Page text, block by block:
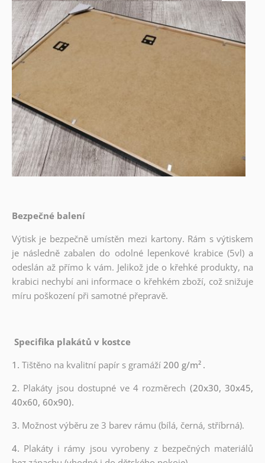
Bezpečné balení
Výtisk je bezpečně umístěn mezi kartony. Rám s výtiskem
je následně zabalen do odolné lepenkové krabice (5vl) a
odeslán až přímo k vám. Jelikož jde o křehké produkty, na
krabici nechybí ani informace o křehkém zboží, což snižuje
míru poškození při samotné přepravě.
Specifika plakátů v kostce
1. Tištěno na kvalitní papír s gramáží200 g/m² .
2. Plakáty jsou dostupné ve 4 rozměrech (20x30, 30x45,
40x60, 60x90).
3. Možnost výběru ze 3 barev rámu (bílá, černá, stříbrná).
4. Plakáty i rámy jsou vyrobeny z bezpečných materiálů